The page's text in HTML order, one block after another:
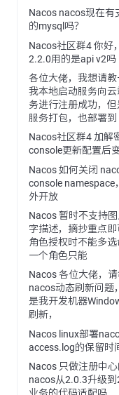
Nacos nacos现在有
的mysql吗？
Nacos社区群4 你好
2.2.0用的是api v2吗
各位大佬，我想请教
我本地启动服务向
务进行注册成功，
服务打包，也部署到
Nacos社区群4 加解
console更新配置后
Nacos 如何关闭
console namespace
外开放
Nacos 暂时不支持
字描述，摘抄重点即
角色授权时不能多
一个角色只能
Nacos 各位大佬，请
nacos动态刷新问题
是我开发机器
刷新，
Nacos linux部署
access.log的保留时
Nacos 只做注册中心
nacos从2.0.3升级